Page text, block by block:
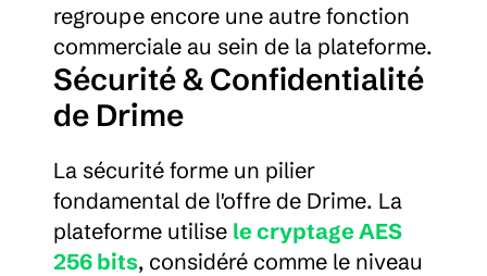
regroupe encore une autre fonction
commerciale au sein de la plateforme.
Sécurité & Confidentialité
de Drime
La sécurité forme un pilier
fondamental de l'offre de Drime. La
plateforme utilise le cryptage AES
256 bits, considéré comme le niveau